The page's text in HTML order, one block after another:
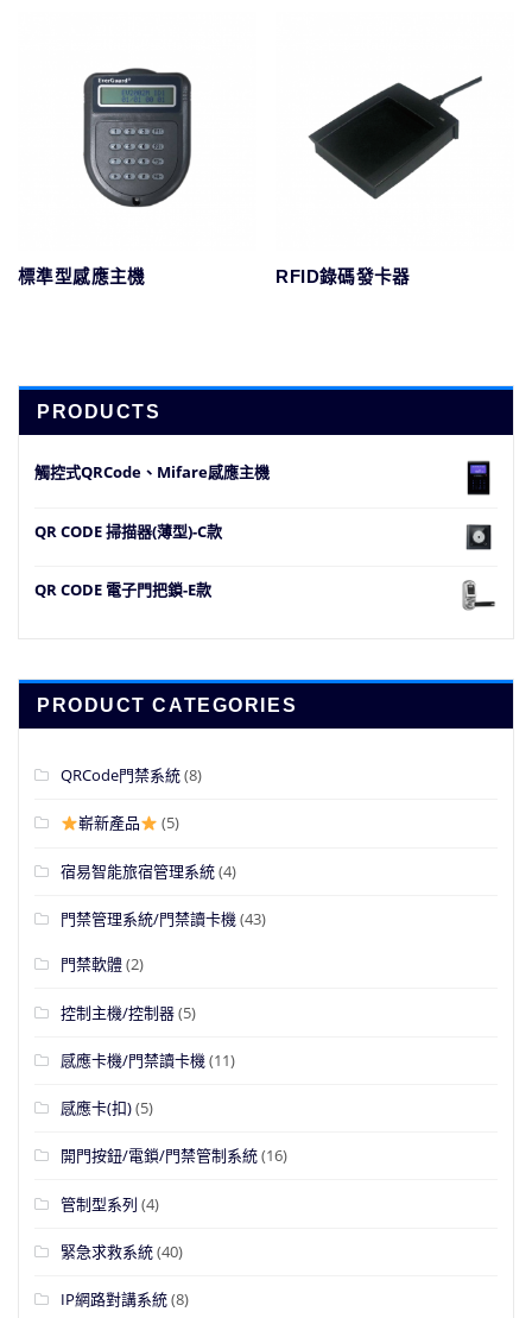
標準型感應主機 RFID錄碼發卡器
PRODUCTS
觸控式QRCode、Mifare感應主機
QR CODE 掃描器(薄型)-C款
QR CODE 電子門把鎖-E款
PRODUCT CATEGORIES
QRCode門禁系統(8)
嶄新產品 (5)
宿易智能旅宿管理系統(4)
門禁管理系統/門禁讀卡機(43)
門禁軟體(2)
控制主機/控制器(5)
感應卡機/門禁讀卡機(11)
感應卡(扣)(5)
開門按鈕/電鎖/門禁管制系統(16)
管制型系列 (4)
緊急求救系統(40)
IP網路對講系統(8)